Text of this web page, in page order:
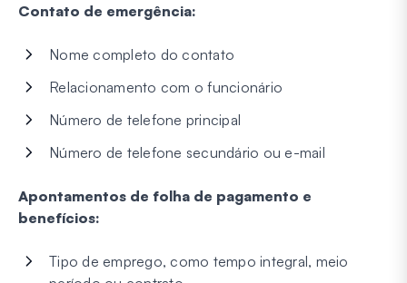
Contato de emergência:
Nome completo do contato
Relacionamento com o funcionário
Número de telefone principal
Número de telefone secundário ou e-mail
Apontamentos de folha de pagamento e
benefícios:
Tipo de emprego, como tempo integral, meio